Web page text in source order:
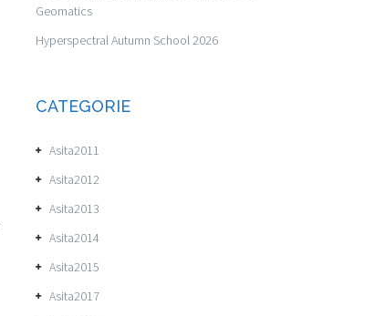
Geomatics
Hyperspectral Autumn School 2026
CATEGORIE
Asita2011
Asita2012
Asita2013
Asita2014
Asita2015
Asita2017